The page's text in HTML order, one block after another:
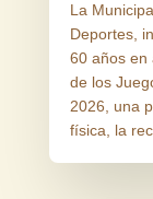
La
Deportes,
60 años en
de los
2026, una
física, la